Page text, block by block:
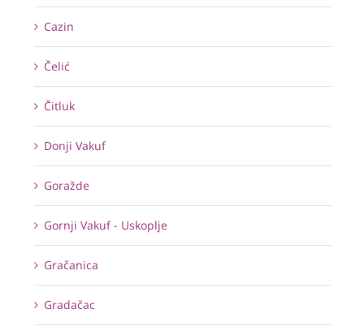
Cazin
Čelić
Čitluk
Donji Vakuf
Goražde
Gornji Vakuf - Uskoplje
Gračanica
Gradačac